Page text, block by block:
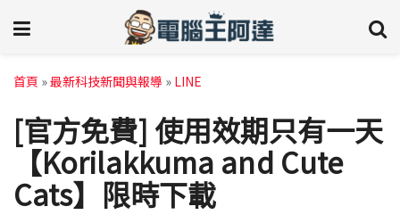
首頁 »最新科技新聞與報導 » LINE
[官方免費] 使用效期只有一天
【Korilakkuma and Cute
Cats】限時下載